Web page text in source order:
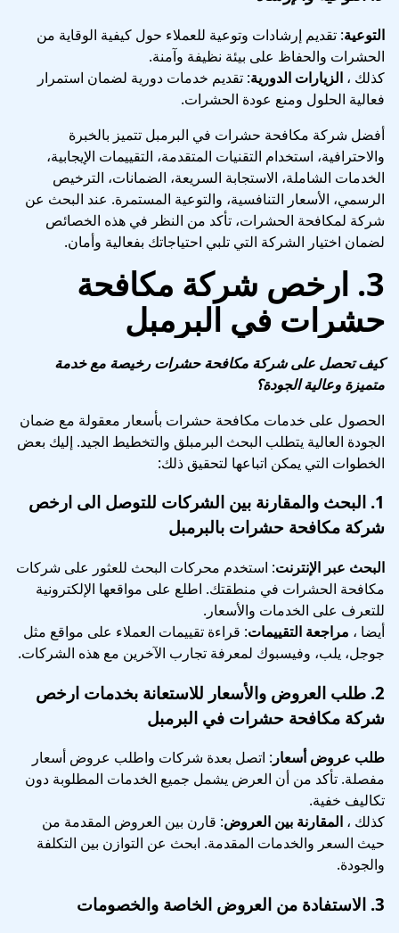
التوعية: تقديم إرشادات وتوعية للعملاء حول كيفية الوقاية من
الحشرات والحفاظ على بيئة نظيفة وآمنة.
كذلك ، الزيارات الدورية: تقديم خدمات دورية لضمان استمرار
فعالية الحلول ومنع عودة الحشرات.
أفضل شركة مكافحة حشرات في البرمبل تتميز بالخبرة
والاحترافية، استخدام التقنيات المتقدمة، التقييمات الإيجابية،
الخدمات الشاملة، الاستجابة السريعة، الضمانات، الترخيص
الرسمي، الأسعار التنافسية، والتوعية المستمرة. عند البحث عن
شركة لمكافحة الحشرات، تأكد من النظر في هذه الخصائص
لضمان اختيار الشركة التي تلبي احتياجاتك بفعالية وأمان.
3. ارخص شركة مكافحة
حشرات في البرمبل
كيف تحصل على شركة مكافحة حشرات رخيصة مع خدمة
متميزة وعالية الجودة؟
الحصول على خدمات مكافحة حشرات بأسعار معقولة مع ضمان
الجودة العالية يتطلب البحث البرمبلق والتخطيط الجيد. إليك بعض
الخطوات التي يمكن اتباعها لتحقيق ذلك:
1. البحث والمقارنة بين الشركات للتوصل الى ارخص
شركة مكافحة حشرات بالبرمبل
البحث عبر الإنترنت: استخدم محركات البحث للعثور على شركات
مكافحة الحشرات في منطقتك. اطلع على مواقعها الإلكترونية
للتعرف على الخدمات والأسعار.
أيضا ، مراجعة التقييمات: قراءة تقييمات العملاء على مواقع مثل
جوجل، يلب، وفيسبوك لمعرفة تجارب الآخرين مع هذه الشركات.
2. طلب العروض والأسعار للاستعانة بخدمات ارخص
شركة مكافحة حشرات في البرمبل
طلب عروض أسعار: اتصل بعدة شركات واطلب عروض أسعار
مفصلة. تأكد من أن العرض يشمل جميع الخدمات المطلوبة دون
تكاليف خفية.
كذلك ، المقارنة بين العروض: قارن بين العروض المقدمة من
حيث السعر والخدمات المقدمة. ابحث عن التوازن بين التكلفة
والجودة.
3. الاستفادة من العروض الخاصة والخصومات